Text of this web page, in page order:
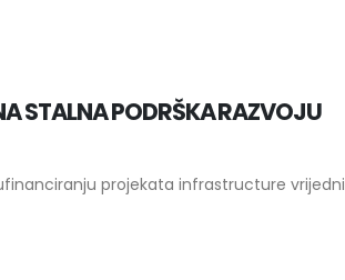
STALNA PODRŠKA RAZVOJU
projekata infrastructure vrijedni